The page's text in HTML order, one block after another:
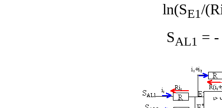
ln(SE1/
SAL1 =